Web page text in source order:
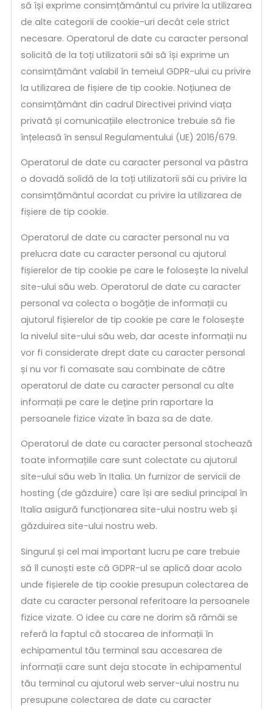
să își exprime consimțământul cu privire la utilizarea
de alte categorii de cookie-uri decât cele strict
necesare. Operatorul de date cu caracter personal
solicită de la toți utilizatorii săi să își exprime un
consimțământ valabil în temeiul GDPR-ului cu privire
la utilizarea de fișiere de tip cookie. Noțiunea de
consimțământ din cadrul Directivei privind viața
privată și comunicațiile electronice trebuie să fie
înțeleasă în sensul Regulamentului (UE) 2016/679.
Operatorul de date cu caracter personal va păstra
o dovadă solidă de la toți utilizatorii săi cu privire la
consimțământul acordat cu privire la utilizarea de
fișiere de tip cookie.
Operatorul de date cu caracter personal nu va
prelucra date cu caracter personal cu ajutorul
fișierelor de tip cookie pe care le folosește la nivelul
site-ului său web. Operatorul de date cu caracter
personal va colecta o bogăție de informații cu
ajutorul fișierelor de tip cookie pe care le folosește
la nivelul site-ului său web, dar aceste informații nu
vor fi considerate drept date cu caracter personal
și nu vor fi comasate sau combinate de către
operatorul de date cu caracter personal cu alte
informații pe care le deține prin raportare la
persoanele fizice vizate în baza sa de date.
Operatorul de date cu caracter personal stochează
toate informațiile care sunt colectate cu ajutorul
site-ului său web în Italia. Un furnizor de servicii de
hosting (de găzduire) care își are sediul principal în
Italia asigură funcționarea site-ului nostru web și
găzduirea site-ului nostru web.
Singurul și cel mai important lucru pe care trebuie
să îl cunoști este că GDPR-ul se aplică doar acolo
unde fișierele de tip cookie presupun colectarea de
date cu caracter personal referitoare la persoanele
fizice vizate. O idee cu care ne dorim să rămâi se
referă la faptul că stocarea de informații în
echipamentul tău terminal sau accesarea de
informații care sunt deja stocate în echipamentul
tău terminal cu ajutorul web server-ului nostru nu
presupune colectarea de date cu caracter